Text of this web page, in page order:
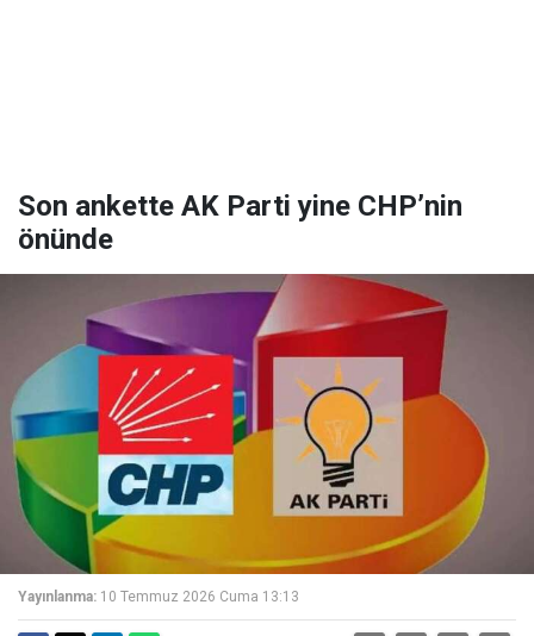
Son ankette AK Parti yine CHP’nin
önünde
Yayınlanma: 10 Temmuz 2026 Cuma 13:13